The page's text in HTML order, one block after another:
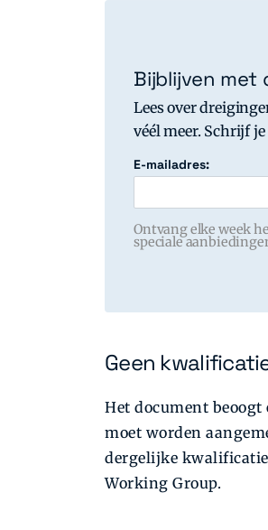
Bijblijven
Lees over
véél meer. Schrijf
E-mailadres:
Ontvang elke week
speciale
Geen
Het document
moet worden
dergelijke
Working Group.